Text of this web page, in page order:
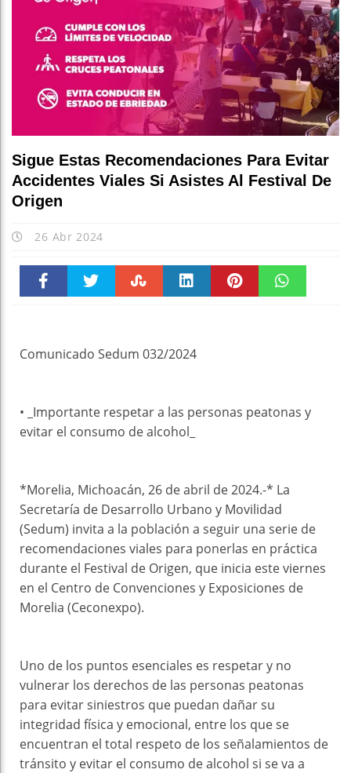
Sigue Estas Recomendaciones Para Evitar
Accidentes Viales Si Asistes Al Festival De
Origen
26 Abr 2024
Comunicado Sedum 032/2024
• _Importante respetar a las personas peatonas y
evitar el consumo de alcohol_
*Morelia, Michoacán, 26 de abril de 2024.-* La
Secretaría de Desarrollo Urbano y Movilidad
(Sedum) invita a la población a seguir una serie de
recomendaciones viales para ponerlas en práctica
durante el Festival de Origen, que inicia este viernes
en el Centro de Convenciones y Exposiciones de
Morelia (Ceconexpo).
Uno de los puntos esenciales es respetar y no
vulnerar los derechos de las personas peatonas
para evitar siniestros que puedan dañar su
integridad física y emocional, entre los que se
encuentran el total respeto de los señalamientos de
tránsito y evitar el consumo de alcohol si se va a